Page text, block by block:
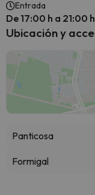
Entrada
De 17:00 h a 21:00 h
Ubicación y
Panticosa
Formigal